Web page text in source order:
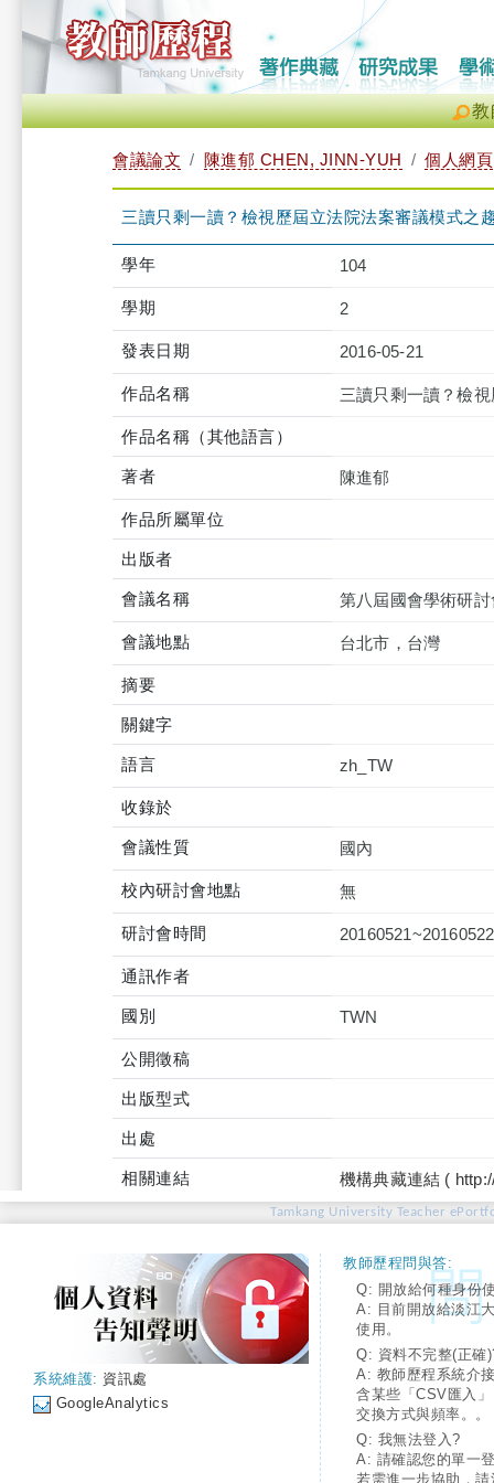
教
會議論文 陳進郁 CHEN, JINN-YUH 個人網頁
三讀只剩一讀？檢視歷屆立法院法案審議模式之
學年 104
學期 2
發表日期 2016-05-21
作品名稱 三讀只剩一讀？檢
作品名稱（其他語言）
著者 陳進郁
作品所屬單位
出版者
會議名稱 第八屆國會學術研
會議地點 台北市，台灣
摘要
關鍵字
語言 zh_TW
收錄於
會議性質 國內
校內研討會地點 無
研討會時間 20160521~20160522
通訊作者
國別 TWN
公開徵稿
出版型式
出處
相關連結 機構典藏連結 (
Tamkang University Teacher
系統維護: 資訊處
GoogleAnalytics
教師歷程問與答:
Q: 開放給何種身份
A: 目前開放給淡江
使用。
Q: 資料不完整(正確
A: 教師歷程系統介
含某些「CSV匯入
交換方式與頻率。。
Q: 我無法登入?
A: 請確認您的單一
若需進一步協助，